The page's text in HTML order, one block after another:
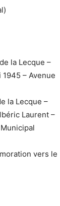
la Lecque –
– Avenue
la Lecque –
Laurent –
vers le